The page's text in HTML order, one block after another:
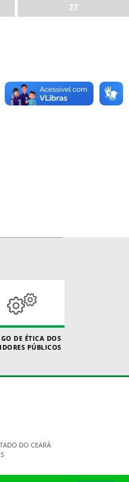
27
DE ÉTICA DOS
PÚBLICOS
DO CEARÁ